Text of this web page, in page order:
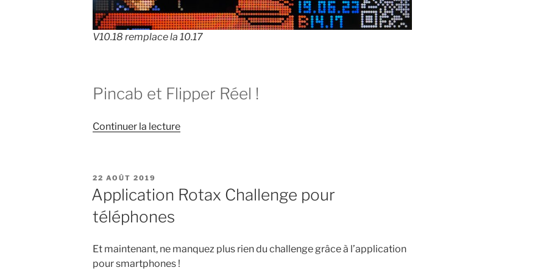
V10.18 remplace la 10.17
Pincab et Flipper Réel !
Continuer la lecturede
10.18
PUBLIÉ
LE
22 AOÛT 2019
Application Rotax Challenge pour
téléphones
Et maintenant, ne manquez plus rien du challenge grâce à l’application
pour smartphones !